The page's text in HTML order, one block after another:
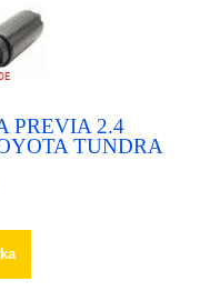
PREVIA 2.4
TUNDRA